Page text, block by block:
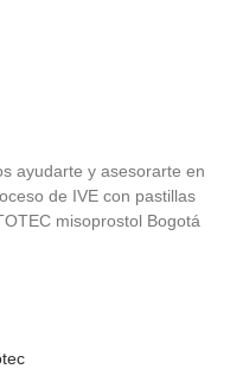
ayudarte y asesorarte en
de IVE con pastillas
misoprostol Bogotá